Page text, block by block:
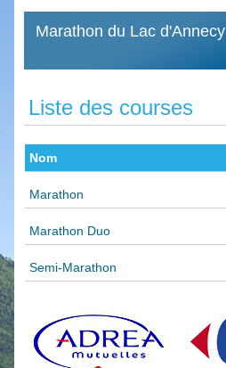
Marathon du Lac d'Annecy
Liste des courses
Nom
Marathon
Marathon Duo
Semi-Marathon